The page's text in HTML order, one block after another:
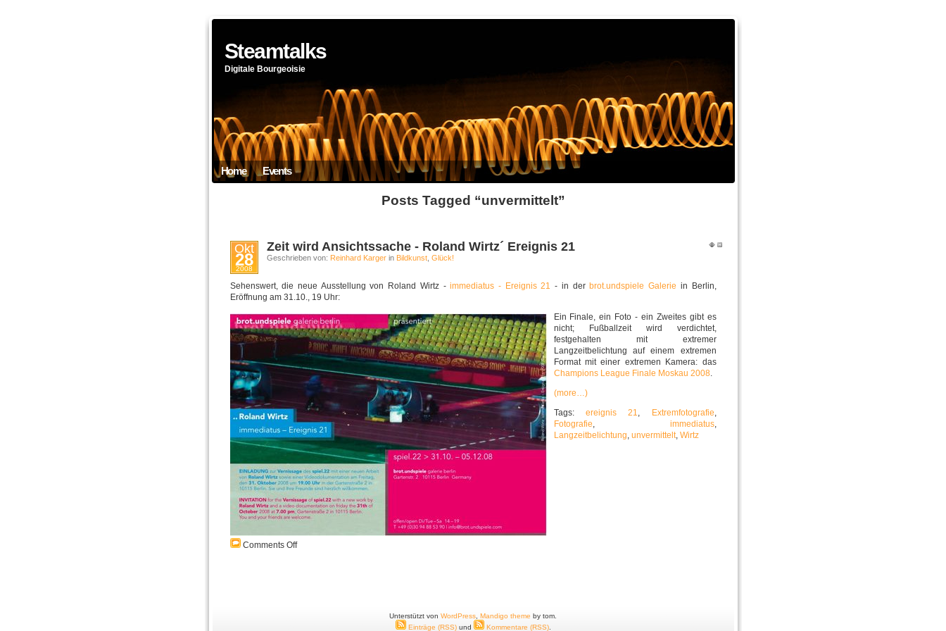
Steamtalks
Digitale Bourgeoisie
Home Events
Posts Tagged “unvermittelt”
Okt
28
2008
Zeit wird Ansichtssache - Roland Wirtz´ Ereignis 21
Geschrieben von: Reinhard Karger in Bildkunst ,Glück!
Sehenswert, die neue Ausstellung von Roland Wirtz -immediatus - Ereignis 21 - in der brot.undspiele Galerie in Berlin,
Eröffnung am 31.10., 19 Uhr:
Ein Finale, ein Foto - ein Zweites gibt es
nicht; Fußballzeit wird verdichtet,
festgehalten mit extremer
Langzeitbelichtung auf einem extremen
Format mit einer extremen Kamera: das
Champions League Finale Moskau 2008.
(more…)
Tags: ereignis 21, Extremfotografie,
Fotografie, immediatus,
Langzeitbelichtung, unvermittelt, Wirtz
Comments Off
Unterstützt von WordPress Mandigo theme by tom.
Einträge (RSS)und Kommentare (RSS).